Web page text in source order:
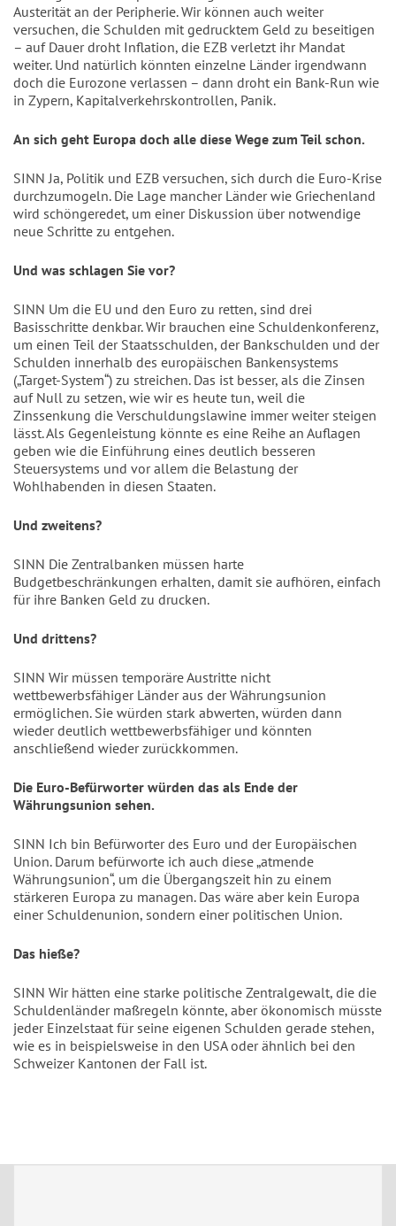
Austerität an der Peripherie. Wir können auch weiter
versuchen, die Schulden mit gedrucktem Geld zu beseitigen
– auf Dauer droht Inflation, die EZB verletzt ihr Mandat
weiter. Und natürlich könnten einzelne Länder irgendwann
doch die Eurozone verlassen – dann droht ein Bank-Run wie
in Zypern, Kapitalverkehrskontrollen, Panik.
An sich geht Europa doch alle diese Wege zum Teil schon.
SINN Ja, Politik und EZB versuchen, sich durch die Euro-Krise
durchzumogeln. Die Lage mancher Länder wie Griechenland
wird schöngeredet, um einer Diskussion über notwendige
neue Schritte zu entgehen.
Und was schlagen Sie vor?
SINN Um die EU und den Euro zu retten, sind drei
Basisschritte denkbar. Wir brauchen eine Schuldenkonferenz,
um einen Teil der Staatsschulden, der Bankschulden und der
Schulden innerhalb des europäischen Bankensystems
(„Target-System“) zu streichen. Das ist besser, als die Zinsen
auf Null zu setzen, wie wir es heute tun, weil die
Zinssenkung die Verschuldungslawine immer weiter steigen
lässt. Als Gegenleistung könnte es eine Reihe an Auflagen
geben wie die Einführung eines deutlich besseren
Steuersystems und vor allem die Belastung der
Wohlhabenden in diesen Staaten.
Und zweitens?
SINN Die Zentralbanken müssen harte
Budgetbeschränkungen erhalten, damit sie aufhören, einfach
für ihre Banken Geld zu drucken.
Und drittens?
SINN Wir müssen temporäre Austritte nicht
wettbewerbsfähiger Länder aus der Währungsunion
ermöglichen. Sie würden stark abwerten, würden dann
wieder deutlich wettbewerbsfähiger und könnten
anschließend wieder zurückkommen.
Die Euro-Befürworter würden das als Ende der
Währungsunion sehen.
SINN Ich bin Befürworter des Euro und der Europäischen
Union. Darum befürworte ich auch diese „atmende
Währungsunion“, um die Übergangszeit hin zu einem
stärkeren Europa zu managen. Das wäre aber kein Europa
einer Schuldenunion, sondern einer politischen Union.
Das hieße?
SINN Wir hätten eine starke politische Zentralgewalt, die die
Schuldenländer maßregeln könnte, aber ökonomisch müsste
jeder Einzelstaat für seine eigenen Schulden gerade stehen,
wie es in beispielsweise in den USA oder ähnlich bei den
Schweizer Kantonen der Fall ist.